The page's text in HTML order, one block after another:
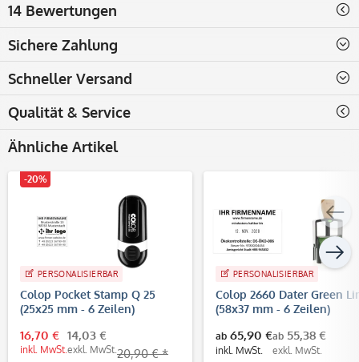
14 Bewertungen
Sichere Zahlung
Schneller Versand
Qualität & Service
Ähnliche Artikel
-20%
PERSONALISIERBAR
Colop Pocket Stamp Q 25
(25x25 mm - 6 Zeilen)
16,70 €
inkl. MwSt.
14,03 €
exkl. MwSt. 20,90 € *
PERSONALISIERBAR
Colop 2660 Dater Green
(58x37 mm - 6 Zeilen)
ab 65,90 €
inkl. MwSt.
ab 55,38 €
exkl. MwSt.